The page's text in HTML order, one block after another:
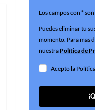
Los campos con *
Puedes eliminar tu
momento. Para mas
nuestraPolítica de
Acepto la